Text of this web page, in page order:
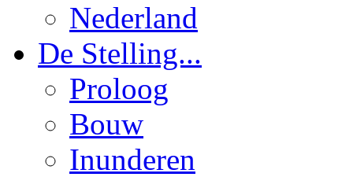
Nederland
De Stelling...
Proloog
Bouw
Inunderen